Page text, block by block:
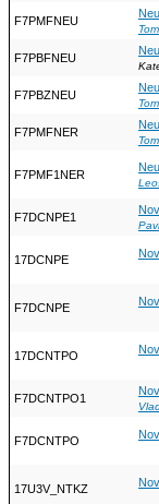
F7PMFNEU
F7PBFNEU
F7PBZNEU
F7PMFNER
F7PMF1NER
F7DCNPE1
17DCNPE
F7DCNPE
17DCNTPO
F7DCNTPO1
F7DCNTPO
17U3V_NTKZ